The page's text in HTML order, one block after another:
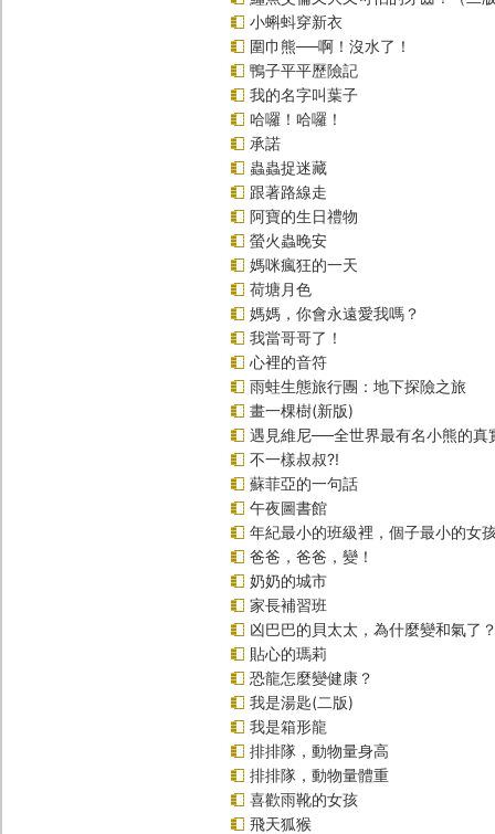
小蝌蚪穿新衣
圍巾熊──啊！沒水了！
鴨子平平歷險記
我的名字叫葉子
哈囉！哈囉！
承諾
蟲蟲捉迷藏
跟著路線走
阿寶的生日禮物
螢火蟲晚安
媽咪瘋狂的一天
荷塘月色
媽媽，你會永遠愛我嗎？
我當哥哥了！
心裡的音符
雨蛙生態旅行團：地下探險之旅
畫一棵樹(新版)
遇見維尼──全世界最有名小熊的真
不一樣叔叔?!
蘇菲亞的一句話
午夜圖書館
年紀最小的班級裡，個子最小的女
爸爸，爸爸，變！
奶奶的城市
家長補習班
凶巴巴的貝太太，為什麼變和氣了
貼心的瑪莉
恐龍怎麼變健康？
我是湯匙(二版)
我是箱形龍
排排隊，動物量身高
排排隊，動物量體重
喜歡雨靴的女孩
飛天狐猴